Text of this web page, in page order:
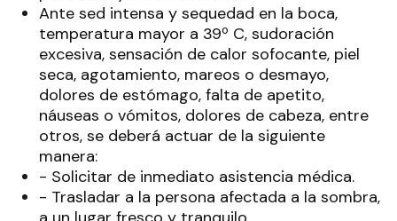
Ante sed intensa y sequedad en la boca,
temperatura mayor a 39º C, sudoración
excesiva, sensación de calor sofocante, piel
seca, agotamiento, mareos o desmayo,
dolores de estómago, falta de apetito,
náuseas o vómitos, dolores de cabeza, entre
otros, se deberá actuar de la siguiente
manera:
- Solicitar de inmediato asistencia médica.
- Trasladar a la persona afectada a la sombra,